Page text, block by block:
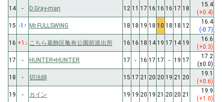
14
- D.Gray-man 12 11 17 16 16 16 17 18
15.4
(+0.4)
15 -1 ↑ Mr.FULLSWING 18 18 19 18 10 18 18 12
16.4
(-0.7)
16 +1 ↓ こちら葛飾区亀有公園前派出所 16 16 18 14 19 17 14 19
16.6
(+0.3)
17
- HUNTER×HUNTER 17 - 16 17 17 - 19 17
17.2
(±0.0)
18
- 切法師 15 17 21 20 20 19 21 20
19.1
(+0.6)
19
- カイン 19 19 20 19 21 20 20 21
19.9
(+1.0)